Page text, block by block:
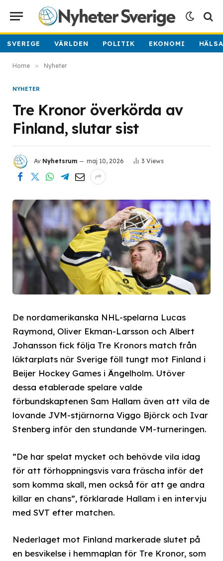
SVERIGE VÄRLDEN POLITIK EKONOMI
Home » Nyheter
NYHETER
Tre Kronor överkörda av
Finland, slutar sist
Av Nyhetsrum maj 10, 2026 3 Views
De nordamerikanska NHL-spelarna Lucas
Raymond, Oliver Ekman-Larsson och Albert
Johansson fick följa Tre Kronors match från
läktarplats när Sverige föll tungt mot Finland i
Beijer Hockey Games i Ängelholm. Utöver
dessa etablerade spelare valde
förbundskaptenen Sam Hallam även att vila de
lovande JVM-stjärnorna Viggo Björck och Ivar
Stenberg inför den stundande VM-turneringen.
”De har spelat mycket och behövde vila idag
för att förhoppningsvis vara fräscha inför det
som komma skall, men också för att ge andra
killar en chans”, förklarade Hallam i en intervju
med SVT efter matchen.
Nederlaget mot Finland markerade slutet på
en besvikelse i hemmaplan för Tre Kronor, som